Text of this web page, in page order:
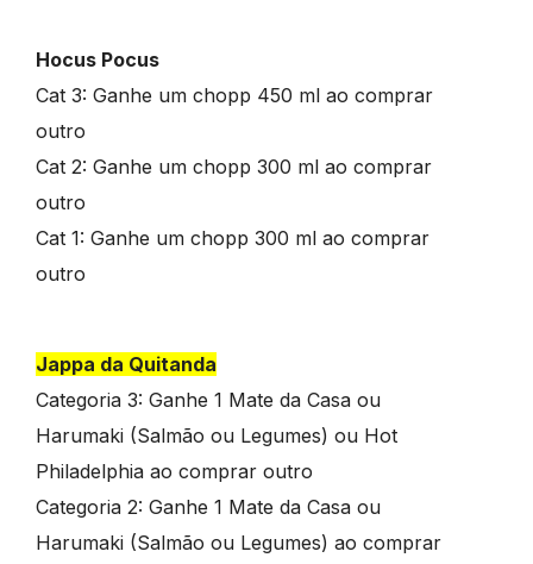
Hocus Pocus
Cat 3: Ganhe um chopp 450 ml ao comprar
outro
Cat 2: Ganhe um chopp 300 ml ao comprar
outro
Cat 1: Ganhe um chopp 300 ml ao comprar
outro
Jappa da Quitanda
Categoria 3: Ganhe 1 Mate da Casa ou
Harumaki (Salmão ou Legumes) ou Hot
Philadelphia ao comprar outro
Categoria 2: Ganhe 1 Mate da Casa ou
Harumaki (Salmão ou Legumes) ao comprar